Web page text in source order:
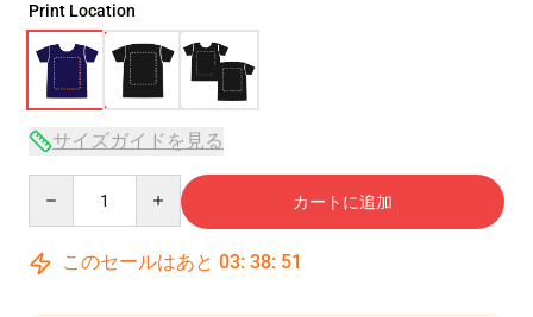
Print Location
サイズガイドを見る
カートに追加
このセールはあと 03: 38: 50